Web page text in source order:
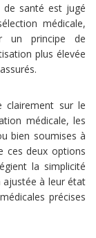
de santé est jugé
médicale,
un principe de
plus élevée
clairement sur le
médicale, les
bien soumises à
ces deux options
la simplicité
ajustée à leur état
précises